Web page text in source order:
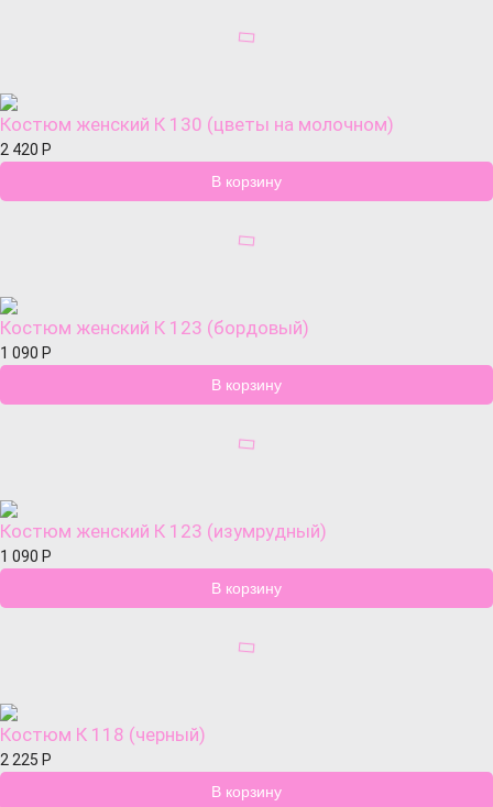
Костюм женский К 130 (цветы на молочном)
2 420 Р
Костюм женский К 123 (бордовый)
1 090 Р
Костюм женский К 123 (изумрудный)
1 090 Р
Костюм К 118 (черный)
2 225 Р